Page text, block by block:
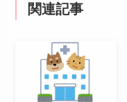
関連記事